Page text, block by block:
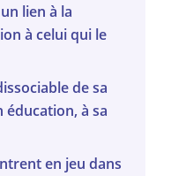
lien à la
à celui qui le
de sa
éducation, à sa
en jeu dans